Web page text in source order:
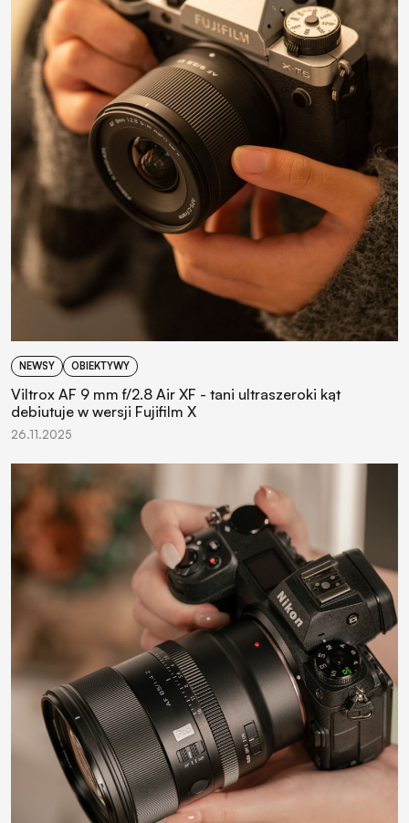
NEWSY OBIEKTYWY
Viltrox AF 9 mm f/2.8 Air XF - tani ultraszeroki kąt
debiutuje w wersji Fujifilm X
26.11.2025